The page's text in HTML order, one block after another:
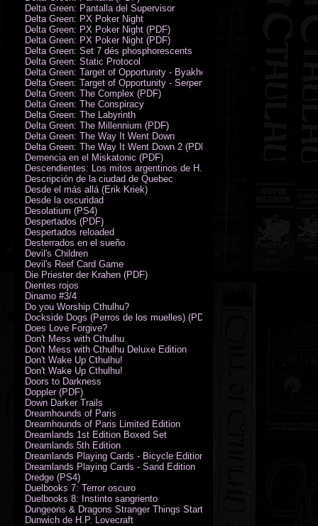
Delta Green: Pantalla del Supervisor
Delta Green: PX Poker Night
Delta Green: PX Poker Night (PDF)
Delta Green: PX Poker Night (PDF)
Delta Green: Set 7 dés phosphorescents
Delta Green: Static Protocol
Delta Green: Target of Opportunity - Byakhee
Delta Green: Target of Opportunity - Serpent Man
Delta Green: The Complex (PDF)
Delta Green: The Conspiracy
Delta Green: The Labyrinth
Delta Green: The Millennium (PDF)
Delta Green: The Way It Went Down
Delta Green: The Way It Went Down 2 (PDF)
Demencia en el Miskatonic (PDF)
Descendientes: Los mitos argentinos de H.P. Lovecraft
Descripción de la ciudad de Quebec
Desde el más allá (Erik Kriek)
Desde la oscuridad
Desolatium (PS4)
Despertados (PDF)
Despertados reloaded
Desterrados en el sueño
Devil's Children
Devil's Reef Card Game
Die Priester der Krahen (PDF)
Dientes rojos
Dinamo #3/4
Do you Worship Cthulhu?
Dockside Dogs (Perros de los muelles) (PDF)
Does Love Forgive?
Don't Mess with Cthulhu
Don't Mess with Cthulhu Deluxe Edition
Don't Wake Up Cthulhu!
Don't Wake Up Cthulhu!
Doors to Darkness
Doppler (PDF)
Down Darker Trails
Dreamhounds of Paris
Dreamhounds of Paris Limited Edition
Dreamlands 1st Edition Boxed Set
Dreamlands 5th Edition
Dreamlands Playing Cards - Bicycle Edition
Dreamlands Playing Cards - Sand Edition
Dredge (PS4)
Duelbooks 7: Terror oscuro
Duelbooks 8: Instinto sangriento
Dungeons & Dragons Stranger Things Starter Set
Dunwich de H.P. Lovecraft